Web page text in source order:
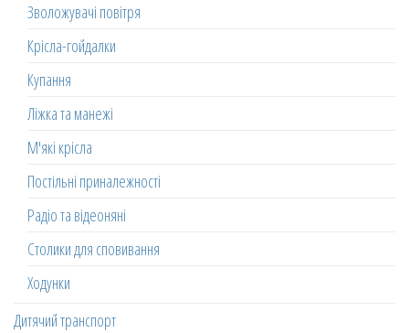
Зволожувачі повітря
Крісла-гойдалки
Купання
Ліжка та манежі
М'які крісла
Постільні приналежності
Радіо та відеоняні
Столики для сповивання
Ходунки
Дитячий транспорт